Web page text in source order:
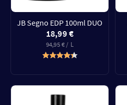
JB Segno EDP 100ml DUO
18,99 €
94,95 € / L